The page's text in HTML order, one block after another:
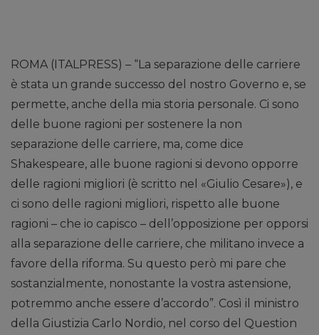
ROMA (ITALPRESS) – “La separazione delle carriere
è stata un grande successo del nostro Governo e, se
permette, anche della mia storia personale. Ci sono
delle buone ragioni per sostenere la non
separazione delle carriere, ma, come dice
Shakespeare, alle buone ragioni si devono opporre
delle ragioni migliori (è scritto nel «Giulio Cesare»), e
ci sono delle ragioni migliori, rispetto alle buone
ragioni – che io capisco – dell’opposizione per opporsi
alla separazione delle carriere, che militano invece a
favore della riforma. Su questo però mi pare che
sostanzialmente, nonostante la vostra astensione,
potremmo anche essere d’accordo”. Così il ministro
della Giustizia Carlo Nordio, nel corso del Question